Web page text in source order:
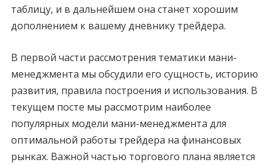
таблицу, и в дальнейшем она станет хорошим
дополнением к вашему дневнику трейдера.
В первой части рассмотрения тематики мани-
менеджмента мы обсудили его сущность, историю
развития, правила построения и использования. В
текущем посте мы рассмотрим наиболее
популярных модели мани-менеджмента для
оптимальной работы трейдера на финансовых
рынках. Важной частью торгового плана является